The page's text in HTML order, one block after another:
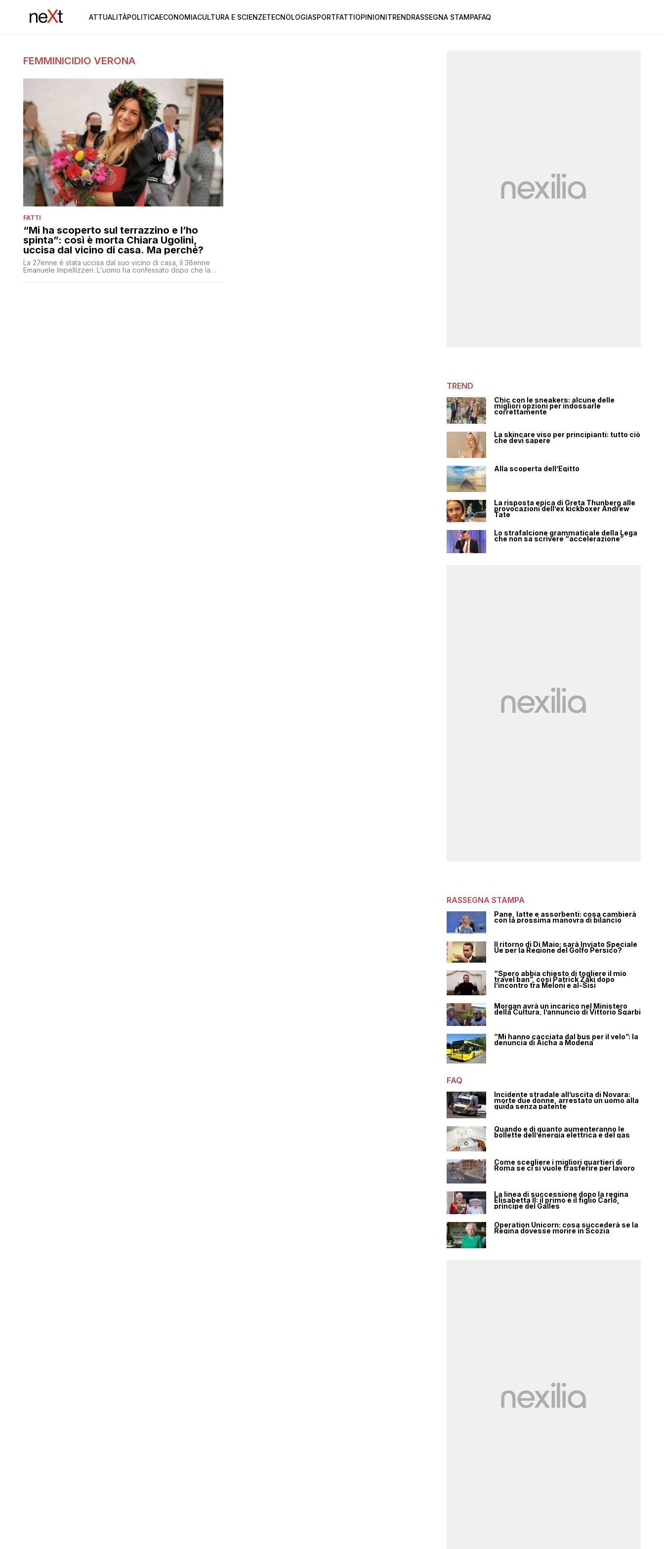
ATTUALITÀPOLITICAECONOMIACULTURA E SCIENZETECNOLOGIASPORTFATTIOPINIONITRENDRASSEGNA STAMPAFAQ
FEMMINICIDIO VERONA
FATTI
“Mi ha scoperto sul terrazzino e l’ho
spinta”: così è morta Chiara Ugolini,
uccisa dal vicino di casa. Ma perché?
La 27enne è stata uccisa dal suo vicino di casa, il 38enne
Emanuele Impellizzeri. L'uomo ha confessato dopo che la
TREND
Chic con le sneakers: alcune delle
migliori opzioni per indossarle
correttamente
La skincare viso per principianti: tutto ciò
che devi sapere
Alla scoperta dell’Egitto
La risposta epica di Greta Thunberg alle
provocazioni dell’ex kickboxer Andrew
Tate
Lo strafalcione grammaticale della Lega
che non sa scrivere “accelerazione”
RASSEGNA STAMPA
Pane, latte e assorbenti: cosa cambierà
con la prossima manovra di bilancio
Il ritorno di Di Maio: sarà Inviato Speciale
Ue per la Regione del Golfo Persico?
“Spero abbia chiesto di togliere il mio
travel ban”, così Patrick Zaki dopo
l’incontro tra Meloni e al-Sisi
Morgan avrà un incarico nel Ministero
della Cultura, l’annuncio di Vittorio Sgarbi
“Mi hanno cacciata dal bus per il velo”: la
denuncia di Aicha a Modena
FAQ
Incidente stradale all’uscita di Novara:
morte due donne, arrestato un uomo alla
guida senza patente
Quando e di quanto aumenteranno le
bollette dell’energia elettrica e del gas
Come scegliere i migliori quartieri di
Roma se ci si vuole trasferire per lavoro
La linea di successione dopo la regina
Elisabetta II: il primo è il figlio Carlo,
principe del Galles
Operation Unicorn: cosa succederà se la
Regina dovesse morire in Scozia